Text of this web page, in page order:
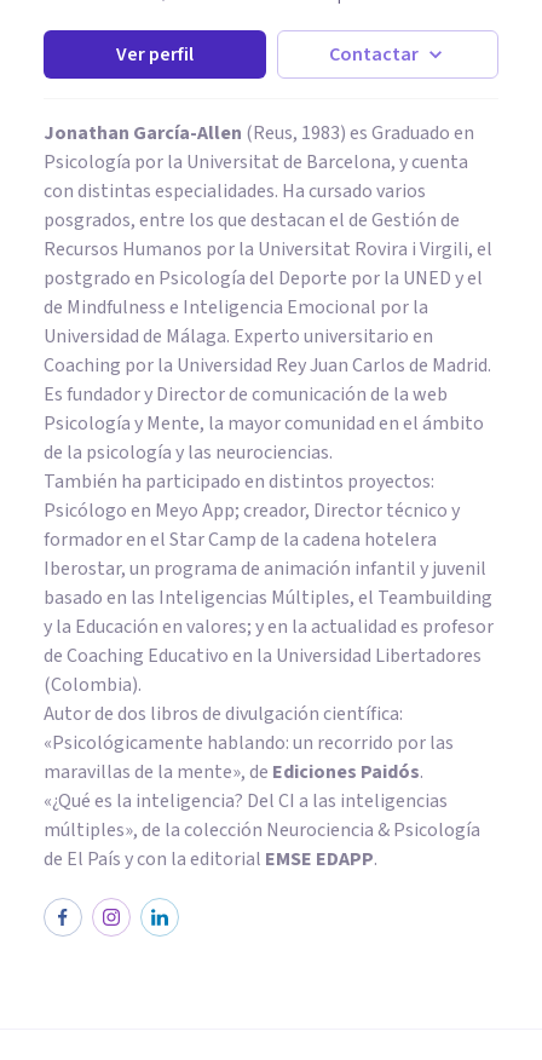
Ver perfil Contactar
Jonathan García-Allen (Reus, 1983) es Graduado en
Psicología por la Universitat de Barcelona, y cuenta
con distintas especialidades. Ha cursado varios
posgrados, entre los que destacan el de Gestión de
Recursos Humanos por la Universitat Rovira i Virgili, el
postgrado en Psicología del Deporte por la UNED y el
de Mindfulness e Inteligencia Emocional por la
Universidad de Málaga. Experto universitario en
Coaching por la Universidad Rey Juan Carlos de Madrid.
Es fundador y Director de comunicación de la web
Psicología y Mente, la mayor comunidad en el ámbito
de la psicología y las neurociencias.
También ha participado en distintos proyectos:
Psicólogo en Meyo App; creador, Director técnico y
formador en el Star Camp de la cadena hotelera
Iberostar, un programa de animación infantil y juvenil
basado en las Inteligencias Múltiples, el Teambuilding
y la Educación en valores; y en la actualidad es profesor
de Coaching Educativo en la Universidad Libertadores
(Colombia).
Autor de dos libros de divulgación científica:
«Psicológicamente hablando: un recorrido por las
maravillas de la mente», de Ediciones Paidós.
«¿Qué es la inteligencia? Del CI a las inteligencias
múltiples», de la colección Neurociencia & Psicología
de El País y con la editorial EMSE EDAPP.